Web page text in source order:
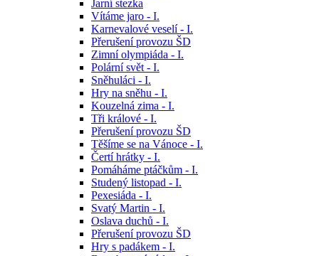
Jarní stezka
Vítáme jaro - I.
Karnevalové veselí - I.
Přerušení provozu ŠD
Zimní olympiáda - I.
Polární svět - I.
Sněhuláci - I.
Hry na sněhu - I.
Kouzelná zima - I.
Tři králové - I.
Přerušení provozu ŠD
Těšíme se na Vánoce - I.
Čertí hrátky - I.
Pomáháme ptáčkům - I.
Studený listopad - I.
Pexesiáda - I.
Svatý Martin - I.
Oslava duchů - I.
Přerušení provozu ŠD
Hry s padákem - I.